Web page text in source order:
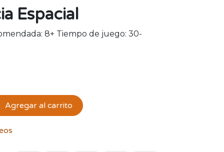
Espacial
8+ Tiempo de juego: 30-
Agregar al carrito